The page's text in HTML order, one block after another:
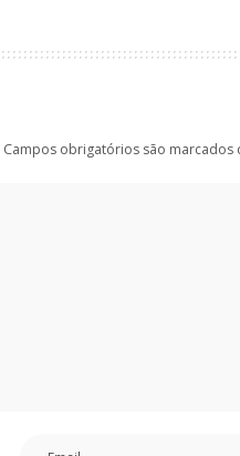
Campos obrigatórios são marcados